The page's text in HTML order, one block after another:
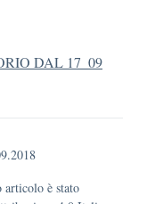
DAL 17_09
articolo è stato